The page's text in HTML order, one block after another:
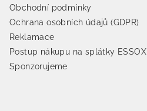
Obchodní podmínky
Ochrana osobních údajů (GDPR)
Reklamace
Postup nákupu na splátky ESSOX
Sponzorujeme